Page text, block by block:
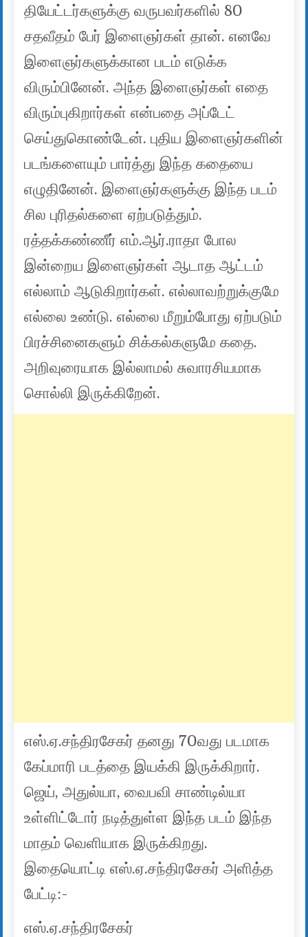
தியேட்டர்களுக்கு வருபவர்களில் 80
சதவீதம் பேர் இளைஞர்கள் தான். எனவே
இளைஞர்களுக்கான படம் எடுக்க
விரும்பினேன். அந்த இளைஞர்கள் எதை
விரும்புகிறார்கள் என்பதை அப்டேட்
செய்துகொண்டேன். புதிய இளைஞர்களின்
படங்களையும் பார்த்து இந்த கதையை
எழுதினேன். இளைஞர்களுக்கு இந்த படம்
சில புரிதல்களை ஏற்படுத்தும்.
ரத்தக்கண்ணீர் எம்.ஆர்.ராதா போல
இன்றைய இளைஞர்கள் ஆடாத ஆட்டம்
எல்லாம் ஆடுகிறார்கள். எல்லாவற்றுக்குமே
எல்லை உண்டு. எல்லை மீறும்போது ஏற்படும்
பிரச்சினைகளும் சிக்கல்களுமே கதை.
அறிவுரையாக இல்லாமல் சுவாரசியமாக
சொல்லி இருக்கிறேன்.
எஸ்.ஏ.சந்திரசேகர் தனது 70வது படமாக
கேப்மாரி படத்தை இயக்கி இருக்கிறார்.
ஜெய், அதுல்யா, வைபவி சாண்டில்யா
உள்ளிட்டோர் நடித்துள்ள இந்த படம் இந்த
மாதம் வெளியாக இருக்கிறது.
இதையொட்டி எஸ்.ஏ.சந்திரசேகர் அளித்த
பேட்டி:-
எஸ்.ஏ.சந்திரசேகர்